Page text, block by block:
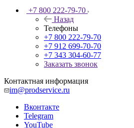
+7 800 222-79-70
Назад
Телефоны
+7 800 222-79-70
+7 912 699-70-70
+7 343 304-60-77
Заказать звонок
Контактная информация
im@prodservice.ru
Вконтакте
Telegram
YouTube